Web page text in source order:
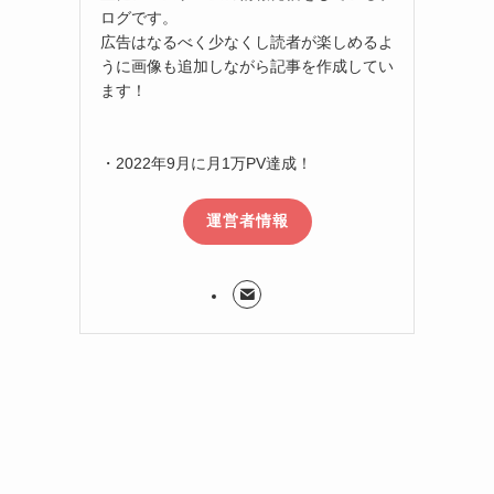
ログです。
広告はなるべく少なくし読者が楽しめるよ
うに画像も追加しながら記事を作成してい
ます！
・2022年9月に月1万PV達成！
運営者情報